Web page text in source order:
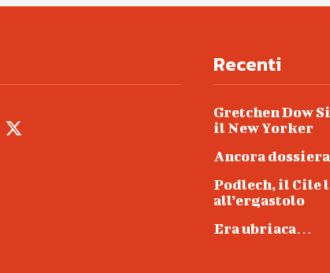
Recenti
Gretchen Dow
il New Yorker
Ancora
Podlech, il Cile
all’ergastolo
Era ubriaca…